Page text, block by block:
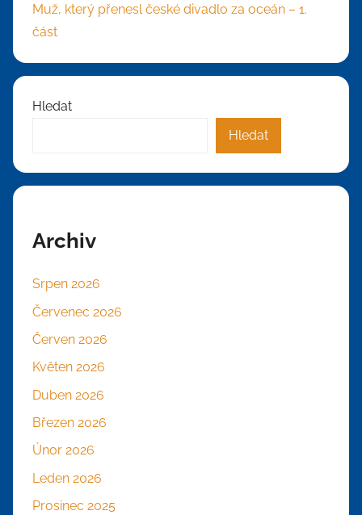
Muž, který přenesl české divadlo za oceán – 1.
část
Hledat
Hledat
Archiv
Srpen 2026
Červenec 2026
Červen 2026
Květen 2026
Duben 2026
Březen 2026
Únor 2026
Leden 2026
Prosinec 2025